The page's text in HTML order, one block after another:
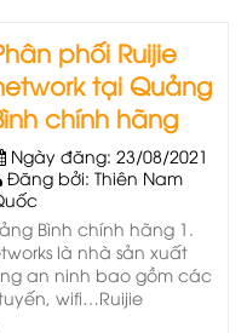
phối Ruijie
tại Quảng
chính hãng
Ngày đăng: 23/08/2021
Đăng bởi: Thiên Nam
Bình chính hãng 1.
là nhà sản xuất
an ninh bao gồm các
wifi…Ruijie